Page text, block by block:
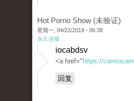
Hot Porno Show (未验证)
星期一, 04/22/2019 - 06:38
永久连接
iocabdsv
<a href=" https://
回复